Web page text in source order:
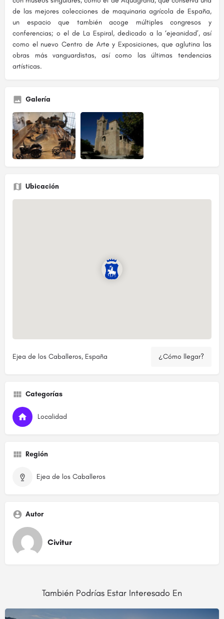
de las mejores colecciones de maquinaria agrícola de España,
un espacio que también acoge múltiples congresos y
conferencias; o el de La Espiral, dedicado a la ‘ejeanidad’, así
como el nuevo Centro de Arte y Exposiciones, que aglutina las
obras más vanguardistas, así como las últimas tendencias
artísticas.
Galería
Ubicación
Ejea de los Caballeros, España ¿Cómo llegar?
Categorías
Localidad
Región
Ejea de los Caballeros
Autor
Civitur
También Podrías Estar Interesado En